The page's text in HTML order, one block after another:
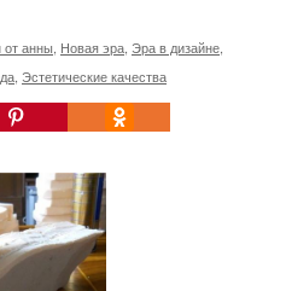
от анны Новая эра Эра в дизайне
Эстетические качества